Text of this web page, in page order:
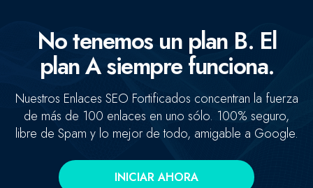
Concentramos la fuerza de +100 enlaces de alta autoridad
No tenemos un plan B. El
plan A siempre funciona.
Nuestros Enlaces SEO Fortificados concentran la fuerza
de más de 100 enlaces en uno sólo. 100% seguro,
libre de Spam y lo mejor de todo, amigable a Google.
INICIAR AHORA